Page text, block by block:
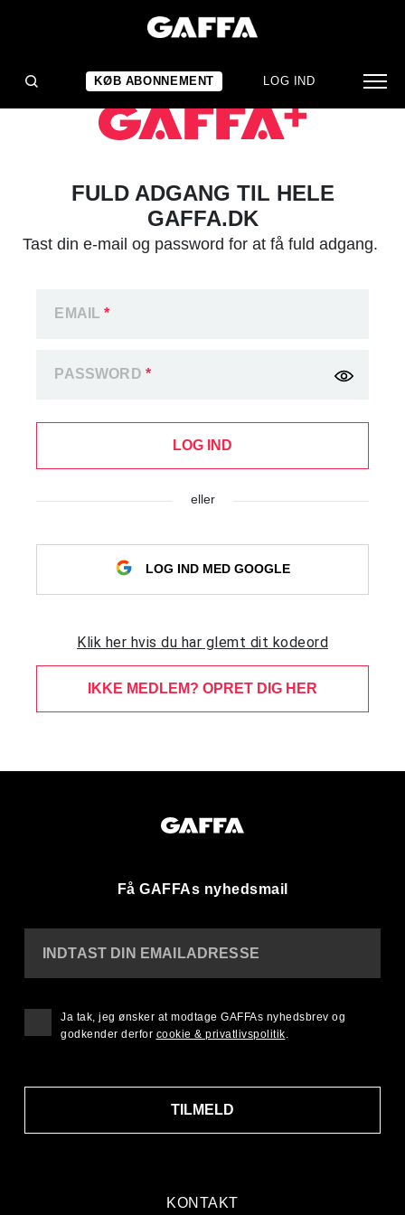
KØB ABONNEMENT LOG IND
FULD ADGANG TIL HELE
GAFFA.DK
Tast din e-mail og password for at få fuld adgang.
EMAIL*
PASSWORD *
LOG IND
eller
LOG IND MED GOOGLE
Klik her hvis du har glemt dit kodeord
IKKE MEDLEM? OPRET DIG HER
Få GAFFAs nyhedsmail
KONTAKT
INDTAST DIN EMAILADRESSE
TILMELD
Ja tak, jeg ønsker at modtage GAFFAs nyhedsbrev og
godkender derfor cookie & privatlivspolitik